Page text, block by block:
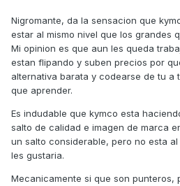
Nigromante, da la sensacion que
estar al mismo nivel que los grandes
Mi opinion es que aun les queda
estan flipando y suben precios por
alternativa barata y codearse de tu a
que aprender.
Es indudable que kymco esta
salto de calidad e imagen de marca
un salto considerable, pero no esta al
les gustaria.
Mecanicamente si que son punteros,